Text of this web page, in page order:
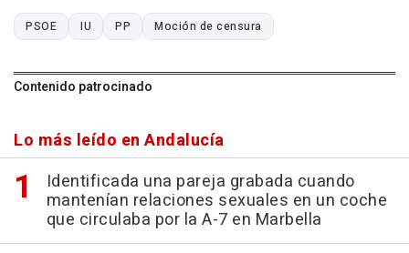
PSOE IU PP Moción de censura
Contenido patrocinado
Lo más leído en Andalucía
Identificada una pareja grabada cuando
mantenían relaciones sexuales en un coche
que circulaba por la A-7 en Marbella